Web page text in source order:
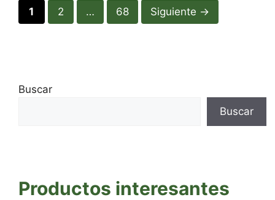
Página
1 Página
2 … Página
68 Siguiente →
Buscar
Buscar
Productos interesantes